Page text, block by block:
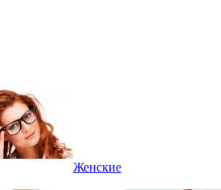
Женские